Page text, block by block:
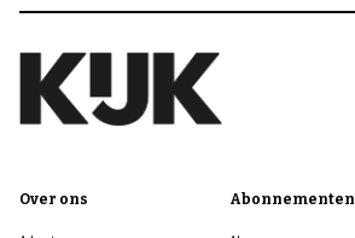
Over ons Abonnementen